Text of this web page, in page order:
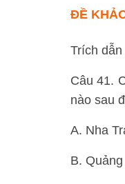
ĐỀ
Trích
Câu 41.
nào sau
A. Nha
B.